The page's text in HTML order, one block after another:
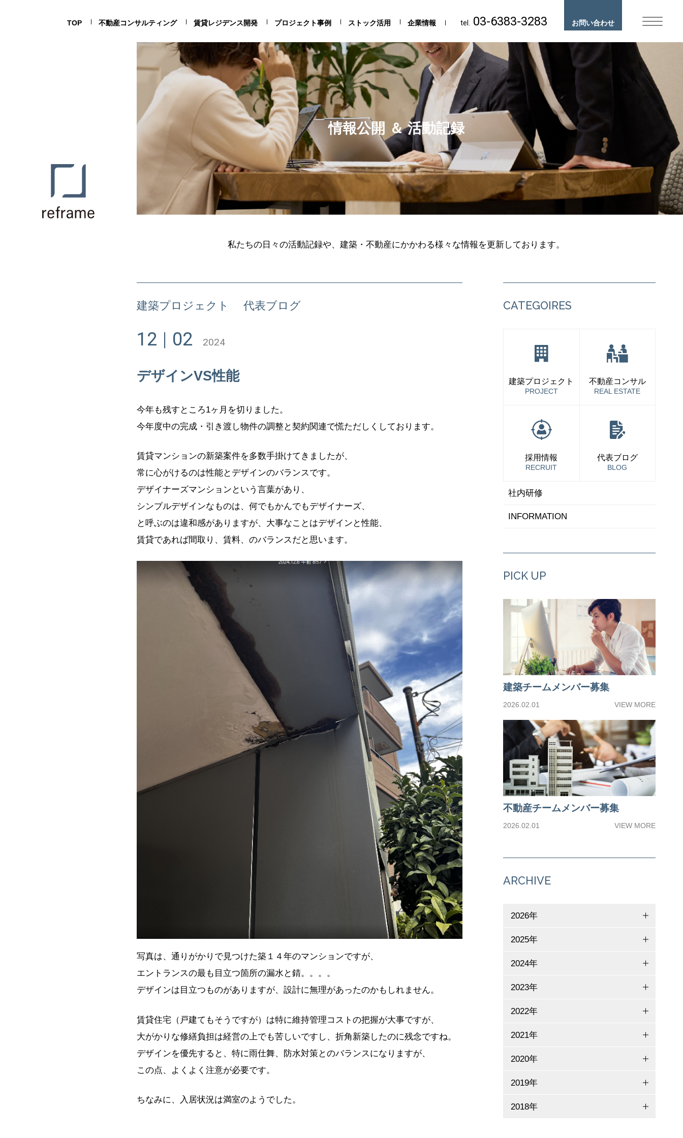
TOP 不動産コンサルティング 賃貸レジデンス開発 プロジェクト事例 ストック活用 企業情報 tel. 03-6383-3283 お問い合わせ
情報公開 ＆ 活動記録
私たちの日々の活動記録や、建築・不動産にかかわる様々な情報を更新しております。
建築プロジェクト 代表ブログ
12 02 2024
デザインVS性能
今年も残すところ1ヶ月を切りました。
今年度中の完成・引き渡し物件の調整と契約関連で慌ただしくしております。
賃貸マンションの新築案件を多数手掛けてきましたが、
常に心がけるのは性能とデザインのバランスです。
デザイナーズマンションという言葉があり、
シンプルデザインなものは、何でもかんでもデザイナーズ、
と呼ぶのは違和感がありますが、大事なことはデザインと性能、
賃貸であれば間取り、賃料、のバランスだと思います。
写真は、通りがかりで見つけた築１４年のマンションですが、
エントランスの最も目立つ箇所の漏水と錆。。。。
デザインは目立つものがありますが、設計に無理があったのかもしれません。
賃貸住宅（戸建てもそうですが）は特に維持管理コストの把握が大事ですが、
大がかりな修繕負担は経営の上でも苦しいですし、折角新築したのに残念ですね。
デザインを優先すると、特に雨仕舞、防水対策とのバランスになりますが、
この点、よくよく注意が必要です。
ちなみに、入居状況は満室のようでした。
CATEGOIRES
建築プロジェクト
PROJECT
不動産コンサル
REAL ESTATE
採用情報
RECRUIT
代表ブログ
BLOG
社内研修
INFORMATION
PICK UP
建築チームメンバー募集
2026.02.01 VIEW MORE
不動産チームメンバー募集
2026.02.01 VIEW MORE
ARCHIVE
2026年
2025年
2024年
2023年
2022年
2021年
2020年
2019年
2018年